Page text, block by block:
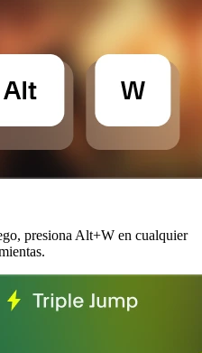
presiona Alt+W en cualquier